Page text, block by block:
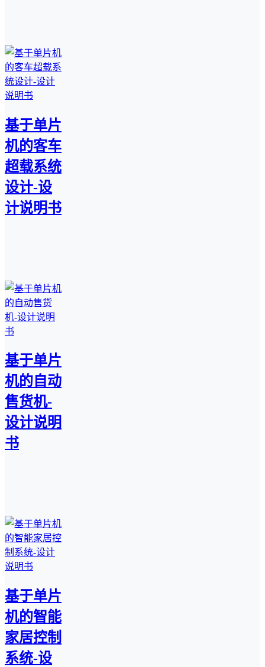
基于单片
机的客车
超载系统
设计-设
计说明书
基于单片
机的自动
售货机-
设计说明
书
基于单片
机的智能
家居控制
系统-设